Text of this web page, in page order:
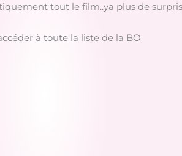
tout le film..ya plus de
à toute la liste de la BO